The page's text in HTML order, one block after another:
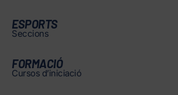
ESPORTS
Seccions
FORMACIÓ
Cursos d’iniciació